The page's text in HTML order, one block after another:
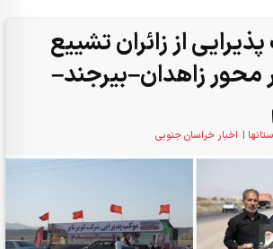
از زائران تشییع
محور زاهدان–بیرجند–
| اخبار خراسان جنوبی